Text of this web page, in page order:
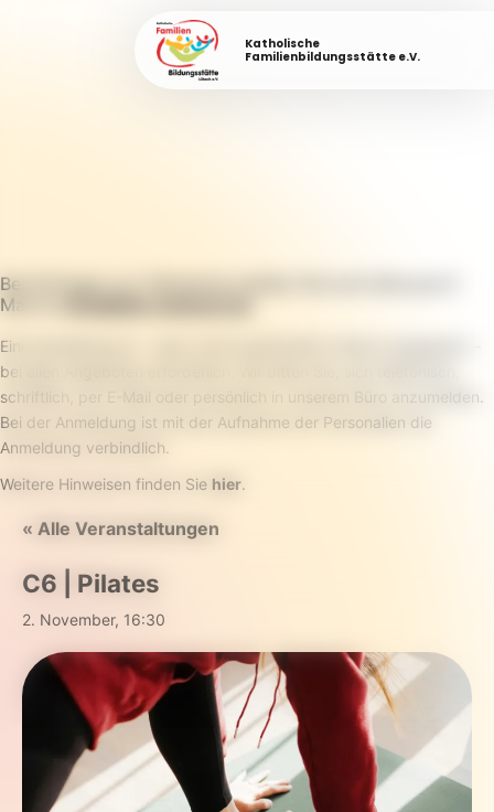
Katholische
Familienbildungsstätte e.V.
Bei Anfragen zur Teilnahme melden Sie sich bitte per E-
Mail an
Eine Anmeldung ist – wenn nicht ausdrücklich anders angegeben –
bei allen Angeboten erforderlich. Wir bitten Sie, sich telefonisch,
schriftlich, per E-Mail oder persönlich in unserem Büro anzumelden.
Bei der Anmeldung ist mit der Aufnahme der Personalien die
Anmeldung verbindlich.
Weitere Hinweisen finden Sie hier.
« Alle Veranstaltungen
C6 | Pilates
2. November, 16:30